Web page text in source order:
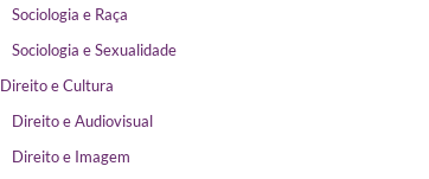
Sociologia e Raça
Sociologia e Sexualidade
Direito e Cultura
Direito e Audiovisual
Direito e Imagem